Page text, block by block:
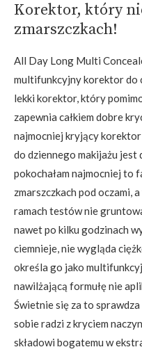
Korektor, który
zmarszczkach!
All Day Long Multi
multifunkcyjny korektor do
lekki korektor, który
zapewnia całkiem dobre
najmocniej kryjący
do dziennego makijażu jest
pokochałam najmocniej to
zmarszczkach pod oczami,
ramach testów nie
nawet po kilku godzinach
ciemnieje, nie wygląda
określa go jako
nawilżającą formułę nie
Świetnie się za to
sobie radzi z kryciem
składowi bogatemu w